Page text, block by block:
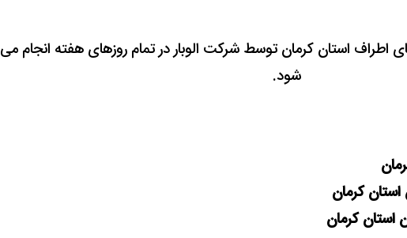
اطراف استان کرمان توسط شرکت الوبار در تمام روزهای هفته انجام می
شود.
استان کرمان
استانکرمان